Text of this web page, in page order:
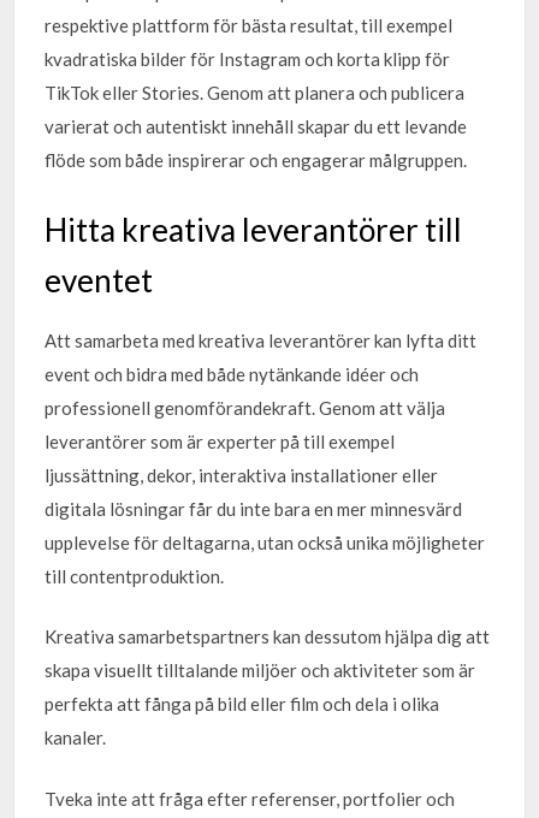
respektive plattform för bästa resultat, till exempel
kvadratiska bilder för Instagram och korta klipp för
TikTok eller Stories. Genom att planera och publicera
varierat och autentiskt innehåll skapar du ett levande
flöde som både inspirerar och engagerar målgruppen.
Hitta kreativa leverantörer till
eventet
Att samarbeta med kreativa leverantörer kan lyfta ditt
event och bidra med både nytänkande idéer och
professionell genomförandekraft. Genom att välja
leverantörer som är experter på till exempel
ljussättning, dekor, interaktiva installationer eller
digitala lösningar får du inte bara en mer minnesvärd
upplevelse för deltagarna, utan också unika möjligheter
till contentproduktion.
Kreativa samarbetspartners kan dessutom hjälpa dig att
skapa visuellt tilltalande miljöer och aktiviteter som är
perfekta att fånga på bild eller film och dela i olika
kanaler.
Tveka inte att fråga efter referenser, portfolier och